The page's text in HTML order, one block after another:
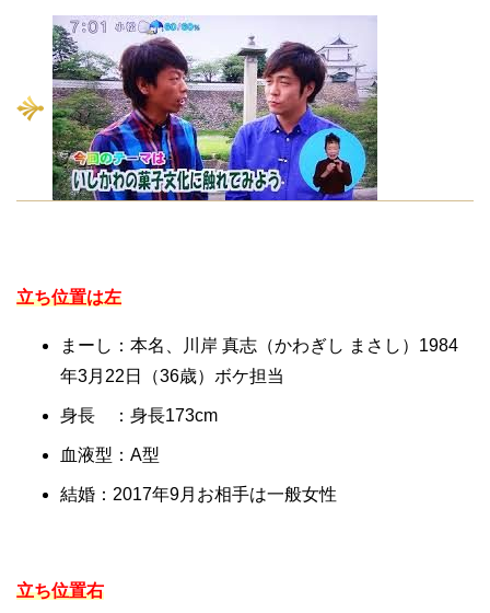
立ち位置は左
まーし：本名、川岸 真志（かわぎし まさし）1984
年3月22日（36歳）ボケ担当
身長 ：身長173cm
血液型：A型
結婚：2017年9月お相手は一般女性
立ち位置右